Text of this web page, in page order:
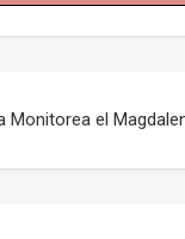
Monitorea el